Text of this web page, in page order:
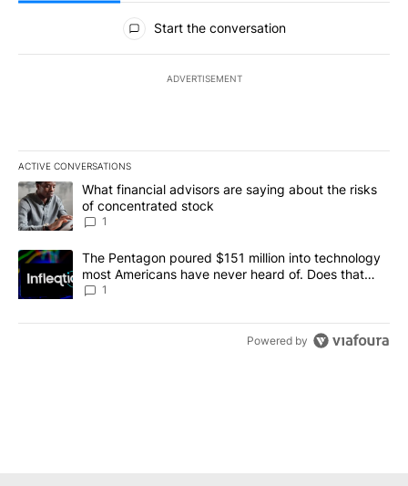
All Comments
Start the conversation
ADVERTISEMENT
ACTIVE CONVERSATIONS
The following is a list of the most commented articles in the last
A trending article titled "What financial advisors are saying
What financial advisors are saying about the risks
of concentrated stock
1
A trending article titled "The Pentagon poured $151 million into
The Pentagon poured $151 million into technology
most Americans have never heard of. Does that
make it a good investment?
1
Powered by